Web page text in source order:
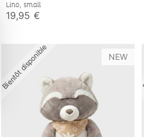
Lino, small
19,95 €
Bientôt disponible NEW